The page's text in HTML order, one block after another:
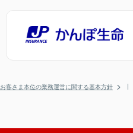
お客さま本位の業務運営に関する基本方針